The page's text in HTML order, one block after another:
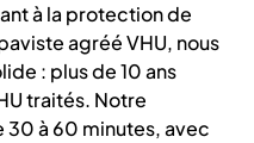
à la protection de
agréé VHU, nous
: plus de 10 ans
traités. Notre
30 à 60 minutes, avec